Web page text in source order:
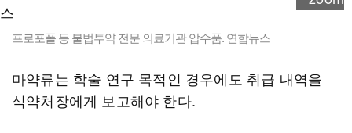
프로포폴 등 불법투약 전문 의료기관 압수품. 연합뉴스
마약류는 학술 연구 목적인 경우에도 취급 내역을
식약처장에게 보고해야 한다.